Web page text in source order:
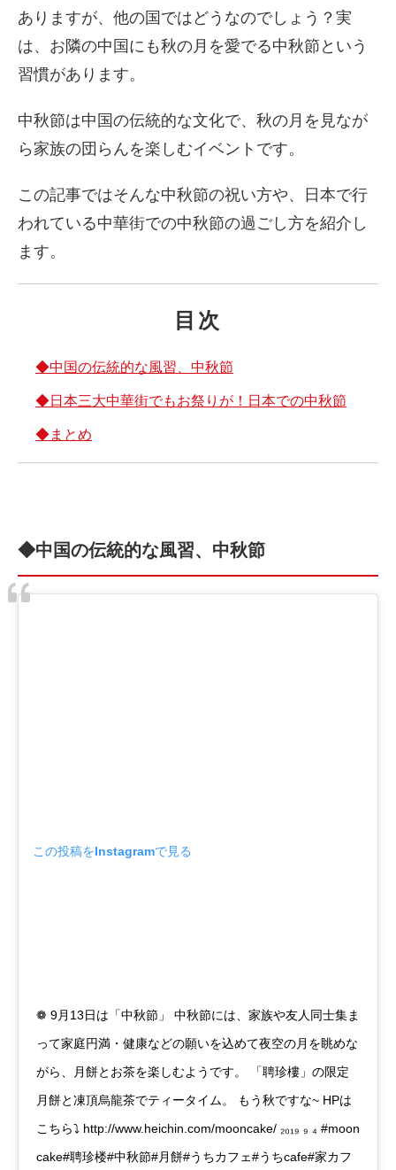
ありますが、他の国ではどうなのでしょう？実
は、お隣の中国にも秋の月を愛でる中秋節という
習慣があります。
中秋節は中国の伝統的な文化で、秋の月を見なが
ら家族の団らんを楽しむイベントです。
この記事ではそんな中秋節の祝い方や、日本で行
われている中華街での中秋節の過ごし方を紹介し
ます。
目次
◆中国の伝統的な風習、中秋節
◆日本三大中華街でもお祭りが！日本での中秋節
◆まとめ
◆中国の伝統的な風習、中秋節
この投稿をInstagramで見る
❁ 9月13日は「中秋節」 中秋節には、家族や友人同士集ま
って家庭円満・健康などの願いを込めて夜空の月を眺めな
がら、月餅とお茶を楽しむようです。 「聘珍樓」の限定
月餅と凍頂烏龍茶でティータイム。 もう秋ですな~ HPは
こちら⤵︎ http://www.heichin.com/mooncake/ ₂₀₁₉ ₉ ₄ #moon
cake#聘珍楼#中秋節#月餅#うちカフェ#うちcafe#家カフ